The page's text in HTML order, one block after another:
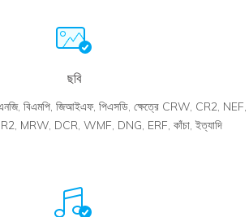
ছবি
বিএমপি, জিআইএফ, পিএসডি, ক্ষেত্রে CRW, CR2, NEF,
MRW, DCR, WMF, DNG, ERF, কাঁচা, ইত্যাদি